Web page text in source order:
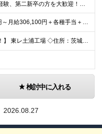
＜職種・業種未経験、第二新卒の方を大歓迎！＞ これまでの経験や専門知識は一切問いません！ 「東レで正社員として頑張りたい」という意欲を重視した採用です★ 【応募条件】 ・高卒以上の方 ＜こんな方を
◇月給205,100円～月給306,100円＋各種手当＋賞与年2回 ※一律支給：交代手当（2万5,000円）が月給に含まれます。 ※経験・能力を考慮したうえで決定 ※時間外手当は別途、全額支給 ※試
【勤務地はココ！】 東レ土浦工場 ◇住所：茨城県土浦市北神立町2-1 ★嬉しい【転勤なし】！腰を据えて働けます！ ＜気になるアクセス方法は？＞ 【マイカー・バイク通勤の方】 もちろん車通勤OK！（広
検討中に入れる
2026.08.27